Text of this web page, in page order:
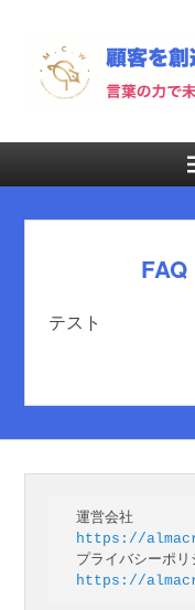
テスト
https://
https://